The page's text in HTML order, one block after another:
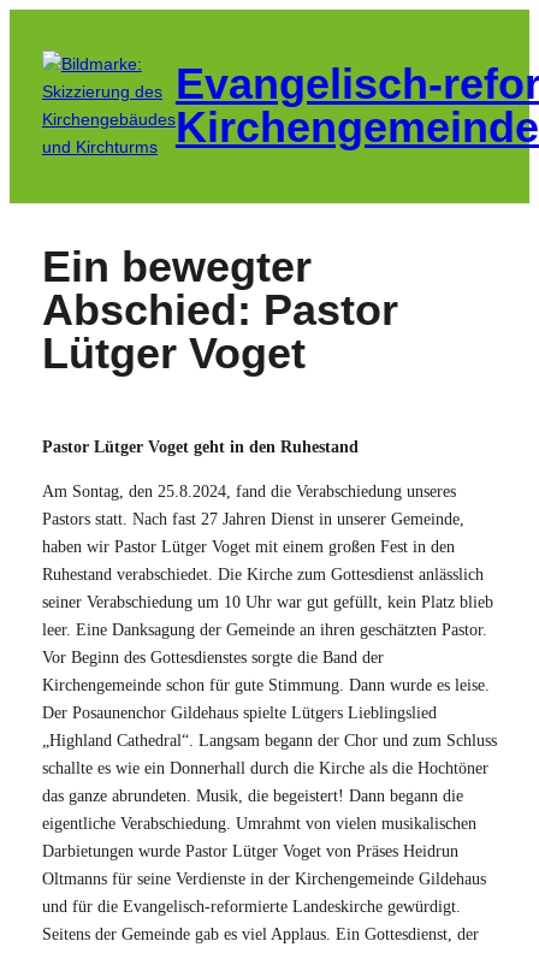
Inhalt
springen
Evangelisch-
Ein bewegter
Abschied: Pastor
Lütger Voget
Pastor Lütger Voget geht in den Ruhestand
Am Sontag, den 25.8.2024, fand die Verabschiedung unseres
Pastors statt. Nach fast 27 Jahren Dienst in unserer Gemeinde,
haben wir Pastor Lütger Voget mit einem großen Fest in den
Ruhestand verabschiedet. Die Kirche zum Gottesdienst anlässlich
seiner Verabschiedung um 10 Uhr war gut gefüllt, kein Platz blieb
leer. Eine Danksagung der Gemeinde an ihren geschätzten Pastor.
Vor Beginn des Gottesdienstes sorgte die Band der
Kirchengemeinde schon für gute Stimmung. Dann wurde es leise.
Der Posaunenchor Gildehaus spielte Lütgers Lieblingslied
„Highland Cathedral“. Langsam begann der Chor und zum Schluss
schallte es wie ein Donnerhall durch die Kirche als die Hochtöner
das ganze abrundeten. Musik, die begeistert! Dann begann die
eigentliche Verabschiedung. Umrahmt von vielen musikalischen
Darbietungen wurde Pastor Lütger Voget von Präses Heidrun
Oltmanns für seine Verdienste in der Kirchengemeinde Gildehaus
und für die Evangelisch-reformierte Landeskirche gewürdigt.
Seitens der Gemeinde gab es viel Applaus. Ein Gottesdienst, der